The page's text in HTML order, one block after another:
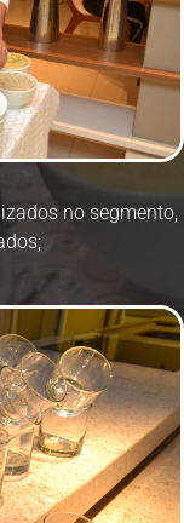
no segmento,